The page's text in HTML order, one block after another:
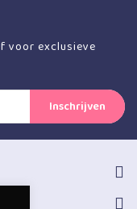
voor exclusieve